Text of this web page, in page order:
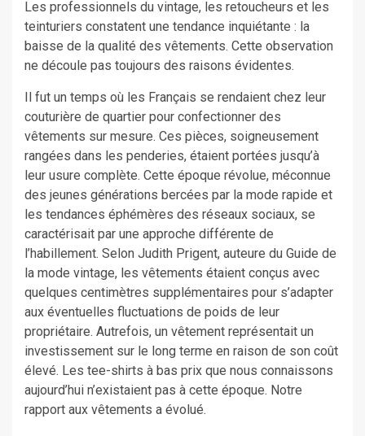
Les professionnels du vintage, les retoucheurs et les
teinturiers constatent une tendance inquiétante : la
baisse de la qualité des vêtements. Cette observation
ne découle pas toujours des raisons évidentes.
Il fut un temps où les Français se rendaient chez leur
couturière de quartier pour confectionner des
vêtements sur mesure. Ces pièces, soigneusement
rangées dans les penderies, étaient portées jusqu’à
leur usure complète. Cette époque révolue, méconnue
des jeunes générations bercées par la mode rapide et
les tendances éphémères des réseaux sociaux, se
caractérisait par une approche différente de
l’habillement. Selon Judith Prigent, auteure du Guide de
la mode vintage, les vêtements étaient conçus avec
quelques centimètres supplémentaires pour s’adapter
aux éventuelles fluctuations de poids de leur
propriétaire. Autrefois, un vêtement représentait un
investissement sur le long terme en raison de son coût
élevé. Les tee-shirts à bas prix que nous connaissons
aujourd’hui n’existaient pas à cette époque. Notre
rapport aux vêtements a évolué.